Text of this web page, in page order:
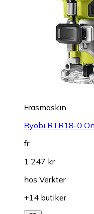
Fräsmaskin
Ryobi RTR18-0
fr.
1 247 kr
hos Verkter
+14 butiker